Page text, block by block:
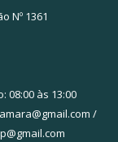
Nº 1361
08:00 às 13:00
/